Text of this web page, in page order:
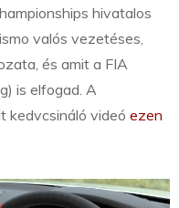
hivatalos
valós vezetéses,
és amit a FIA
is elfogad. A
kedvcsináló videó ezen